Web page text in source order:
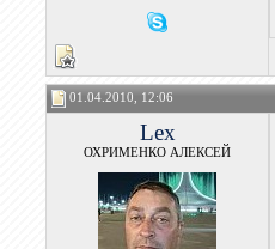
01.04.2010, 12:06
Lex
ОХРИМЕНКО АЛЕКСЕЙ